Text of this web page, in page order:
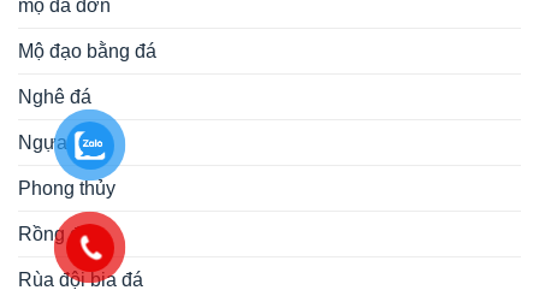
mộ đá đơn
Mộ đạo bằng đá
Nghê đá
Ngựa đá
Phong thủy
Rồng đá
Rùa đội bia đá